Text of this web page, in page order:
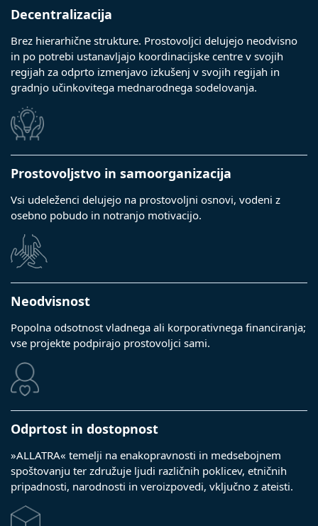
Decentralizacija
Brez hierarhične strukture. Prostovoljci delujejo neodvisno
in po potrebi ustanavljajo koordinacijske centre v svojih
regijah za odprto izmenjavo izkušenj v svojih regijah in
gradnjo učinkovitega mednarodnega sodelovanja.
Prostovoljstvo in samoorganizacija
Vsi udeleženci delujejo na prostovoljni osnovi, vodeni z
osebno pobudo in notranjo motivacijo.
Neodvisnost
Popolna odsotnost vladnega ali korporativnega financiranja;
vse projekte podpirajo prostovoljci sami.
Odprtost in dostopnost
»ALLATRA« temelji na enakopravnosti in medsebojnem
spoštovanju ter združuje ljudi različnih poklicev, etničnih
pripadnosti, narodnosti in veroizpovedi, vključno z ateisti.